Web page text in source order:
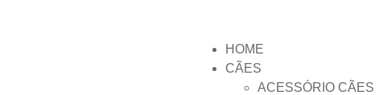
HOME
CÃES
ACESSÓRIO CÃES